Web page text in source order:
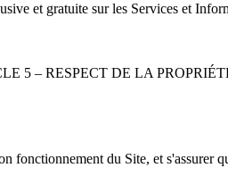
et gratuite sur les Services et
5 – RESPECT DE LA
fonctionnement du Site, et